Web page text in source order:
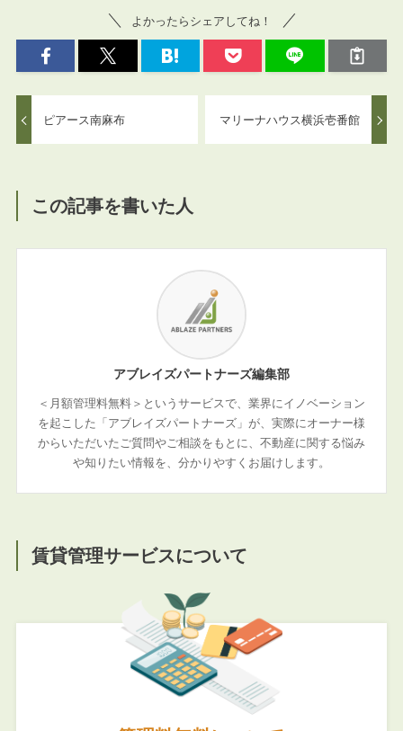
よかったらシェアしてね！
ピアース南麻布 マリーナハウス横浜壱番館
この記事を書いた人
アブレイズパートナーズ編集部
＜月額管理料無料＞というサービスで、業界にイノベーション
を起こした「アブレイズパートナーズ」が、実際にオーナー様
からいただいたご質問やご相談をもとに、不動産に関する悩み
や知りたい情報を、分かりやすくお届けします。
賃貸管理サービスについて